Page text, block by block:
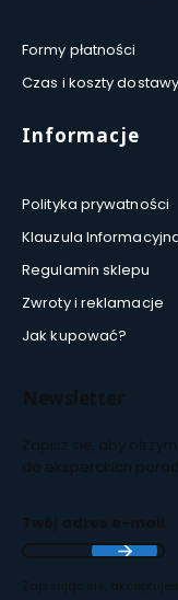
Formy płatności
Czas i koszty dostawy
Informacje
Polityka prywatności
Klauzula
Regulamin sklepu
Zwroty i reklamacje
Jak kupować?
Newsletter
Zapisz się, aby
do eksperckich porad.
Twój adres e-mail
Zapisując się,